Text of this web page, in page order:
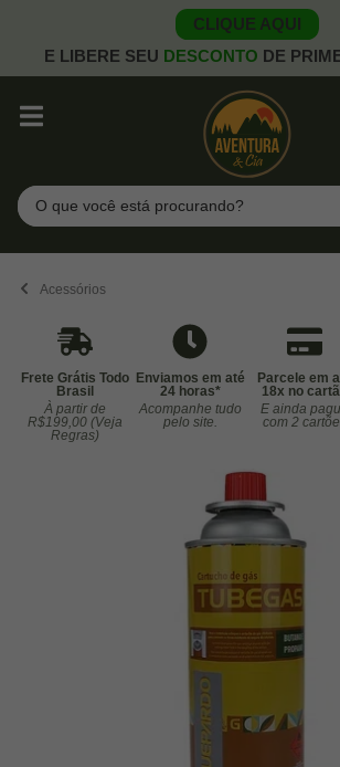
CLIQUE AQUI
E LIBERE SEU DESCONTO DE
Pesquisar
Acessórios
Frete Grátis Todo
Brasil
À partir de
R$199,00 (Veja
Regras)
Enviamos em até
24 horas*
Acompanhe tudo
pelo site.
Parcele em
18x no
E ainda
com 2